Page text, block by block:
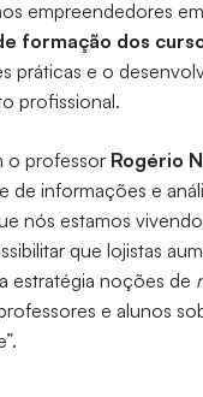
empreendedores
formação dos
práticas e o
profissional.
o professor Rogério
de informações e
nós estamos
que lojistas
estratégia noções de
e alunos